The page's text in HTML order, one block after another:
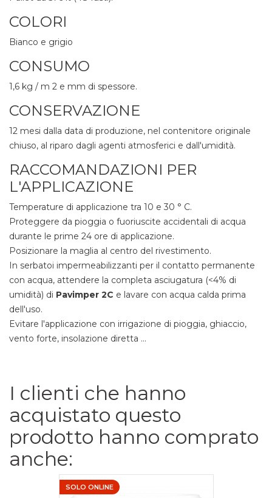
COLORI
Bianco e grigio
CONSUMO
1,6 kg / m 2 e mm di spessore.
CONSERVAZIONE
12 mesi dalla data di produzione, nel contenitore originale
chiuso, al riparo dagli agenti atmosferici e dall'umidità.
RACCOMANDAZIONI PER
L'APPLICAZIONE
Temperature di applicazione tra 10 e 30 ° C.
Proteggere da pioggia o fuoriuscite accidentali di acqua
durante le prime 24 ore di applicazione.
Posizionare la maglia al centro del rivestimento.
In serbatoi impermeabilizzanti per il contatto permanente
con acqua, attendere la completa asciugatura (<4% di
umidità) di Pavimper 2C e lavare con acqua calda prima
dell'uso.
Evitare l'applicazione con irrigazione di pioggia, ghiaccio,
vento forte, insolazione diretta ...
I clienti che hanno
acquistato questo
prodotto hanno comprato
anche:
SOLO ONLINE